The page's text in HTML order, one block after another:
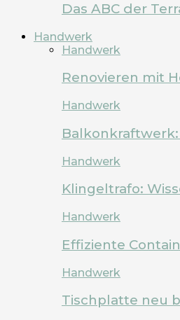
Das ABC der
Handwerk
Handwerk
Renovieren mit
Handwerk
Handwerk
Klingeltrafo:
Handwerk
Effiziente
Handwerk
Tischplatte neu